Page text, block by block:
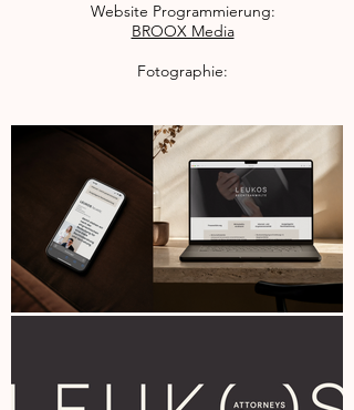
Website Programmierung:
BROOX Media
Fotographie: